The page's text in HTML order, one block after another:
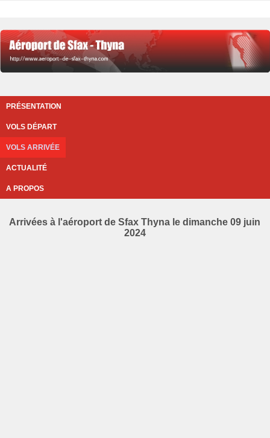
PRÉSENTATION
VOLS DÉPART
VOLS ARRIVÉE
ACTUALITÉ
A PROPOS
Arrivées à l'aéroport de Sfax Thyna le dimanche 09 juin
2024